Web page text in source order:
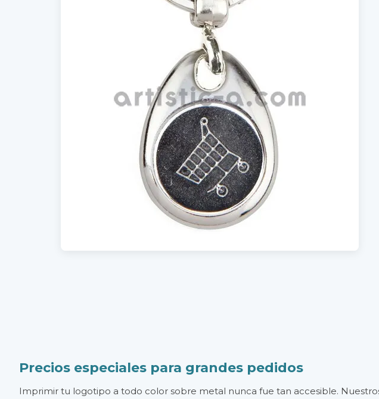
Precios especiales para grandes pedidos
Imprimir tu logotipo a todo color sobre metal nunca fue tan accesible.